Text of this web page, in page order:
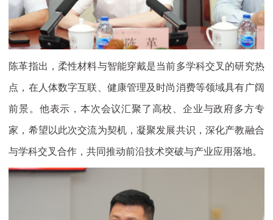
陈革指出，柔性材料与智能穿戴是当前多学科交叉的研究热
点，在人体数字互联、健康管理及时尚消费等领域具有广阔
前景。他表示，本次会议汇聚了高校、企业与政府多方专
家，希望以此次交流为契机，凝聚发展共识，深化产教融合
与学科交叉合作，共同推动前沿技术突破与产业应用落地。